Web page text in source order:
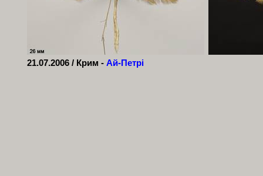
21.07.2006 / Крим - Ай-Петрі